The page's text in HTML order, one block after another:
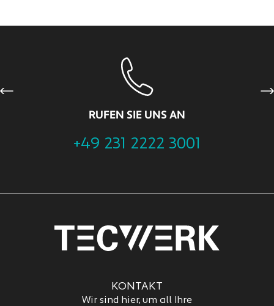
RUFEN SIE UNS AN
+49 231 2222 3001
Previous
KONTAKT
Wir sind hier, um all Ihre